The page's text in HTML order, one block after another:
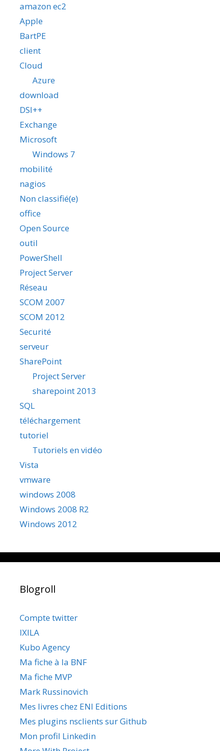
amazon ec2
Apple
BartPE
client
Cloud
Azure
download
DSI++
Exchange
Microsoft
Windows 7
mobilité
nagios
Non classifié(e)
office
Open Source
outil
PowerShell
Project Server
Réseau
SCOM 2007
SCOM 2012
Securité
serveur
SharePoint
Project Server
sharepoint 2013
SQL
téléchargement
tutoriel
Tutoriels en vidéo
Vista
vmware
windows 2008
Windows 2008 R2
Windows 2012
Blogroll
Compte twitter
IXILA
Kubo Agency
Ma fiche à la BNF
Ma fiche MVP
Mark Russinovich
Mes livres chez ENI Editions
Mes plugins nsclients sur Github
Mon profil Linkedin